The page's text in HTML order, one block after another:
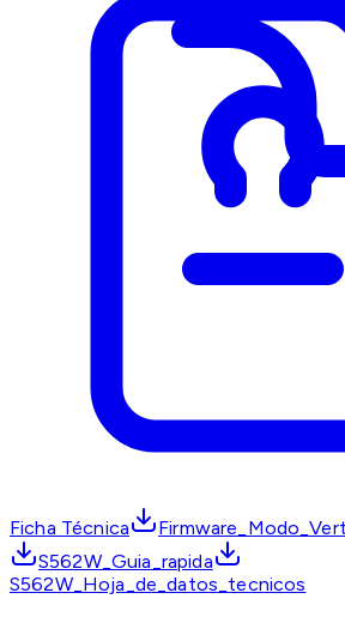
Ficha Técnica
S562W_Guia_rapida
S562W_Hoja_de_datos_tecnicos